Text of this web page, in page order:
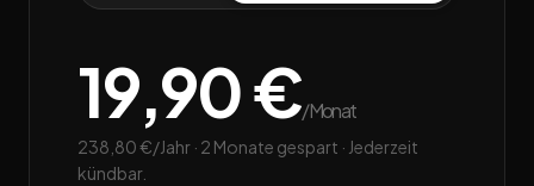
19,90 €/Monat
238,80 €/Jahr · 2 Monate gespart · Jederzeit
kündbar.